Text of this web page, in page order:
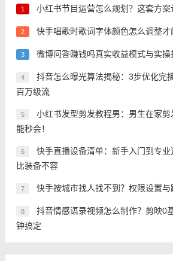
1 小红书节目运营怎么规划？这套方
2 快手唱歌时歌词字体颜色怎么调整才
3 微博问答赚钱吗真实收益模式与实操
4
抖音怎么曝光算法揭秘：3步优化完
百万级流
5
小红书发型剪发教程男：男生在家
能秒会！
6
快手直播设备清单：新手入门到专
比装备不容
7 快手按城市找人找不到？权限设置
8
抖音情感语录视频怎么制作？剪映0
钟搞定